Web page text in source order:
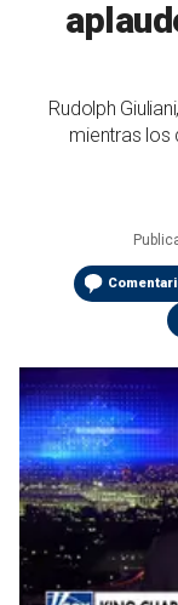
Rudolph
mientras los